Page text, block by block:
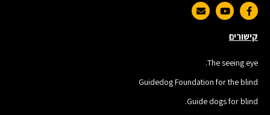
קישורים
The seeing eye.
Guidedog Foundation for the blind
Guide dogs for blind.